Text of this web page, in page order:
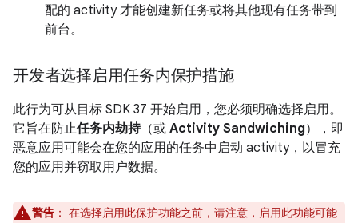
配的 activity 才能创建新任务或将其他现有任务带到
前台。
开发者选择启用任务内保护措施
此行为可从目标 SDK 37 开始启用，您必须明确选择启用。
它旨在防止任务内劫持（或 Activity Sandwiching），即
恶意应用可能会在您的应用的任务中启动 activity，以冒充
您的应用并窃取用户数据。
警告 ： 在选择启用此保护功能之前，请注意，启用此功能可能